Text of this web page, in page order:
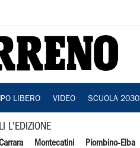
LIBERO VIDEO SCUOLA 2030
L'EDIZIONE
Montecatini Piombino-Elba